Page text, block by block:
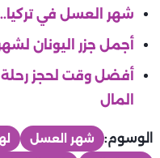
شهر العسل في تركيا.. أفضل 5
أجمل جزر اليونان
أفضل وقت لحجز رحلة
المال
الوسوم: شهر العسل